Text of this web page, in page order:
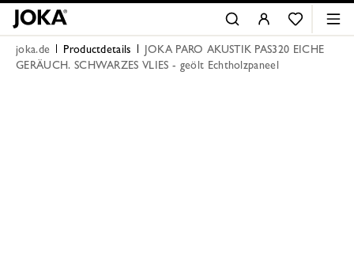
joka.de Productdetails
JOKA PARO AKUSTIK PAS320 EICHE
GERÄUCH. SCHWARZES VLIES - geölt Echtholzpaneel